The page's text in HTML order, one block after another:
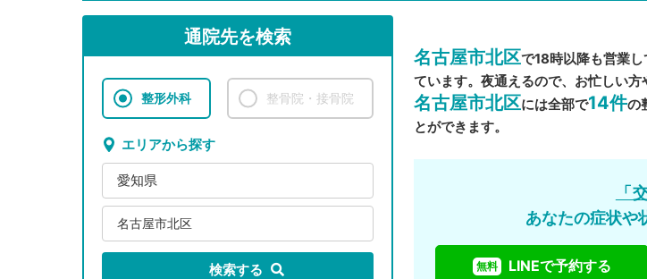
通院先を検索
整形外科 整骨院・接骨院
エリアから探す
愛知県
名古屋市北区
検索する
名古屋市北区で18時以降も営業
ています。夜通えるので、お忙しい方
名古屋市北区には全部で14件の
とができます。
「
あなたの症状や
無料 LINEで予約する